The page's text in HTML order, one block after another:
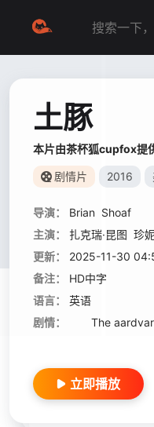
土豚
本片由茶杯狐cupfox提
剧情片 2016
导演： Brian Shoaf
主演：
扎克瑞·昆图 珍
更新：
2025-11-30
备注：
HD中字
语言：
英语
剧情：
The aardvark
立即播放